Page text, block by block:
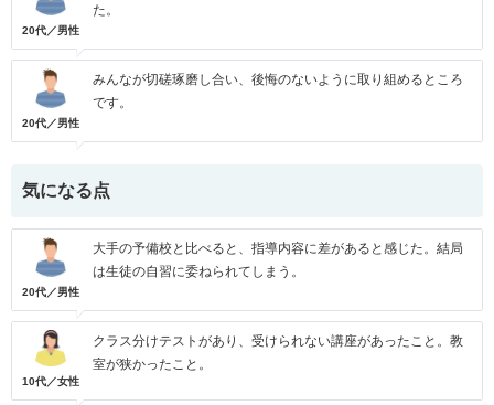
20代／男性
た。
20代／男性
みんなが切磋琢磨し合い、後悔のないように取り組めるところ
です。
気になる点
20代／男性
大手の予備校と比べると、指導内容に差があると感じた。結局
は生徒の自習に委ねられてしまう。
10代／女性
クラス分けテストがあり、受けられない講座があったこと。教
室が狭かったこと。